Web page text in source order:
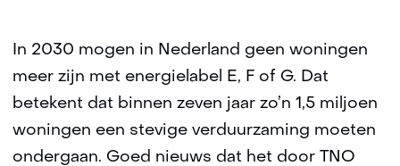
In 2030 mogen in Nederland geen woningen
meer zijn met energielabel E, F of G. Dat
betekent dat binnen zeven jaar zo’n 1,5 miljoen
woningen een stevige verduurzaming moeten
ondergaan. Goed nieuws dat het door TNO